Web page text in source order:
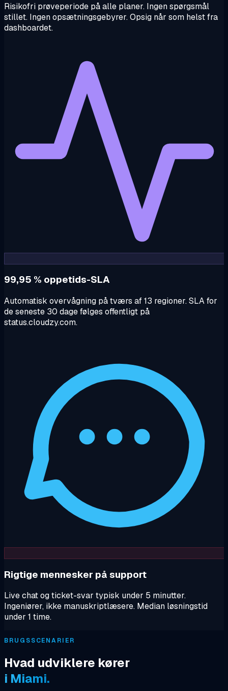
Risikofri prøveperiode på alle planer. Ingen spørgsmål
stillet. Ingen opsætningsgebyrer. Opsig når som helst fra
dashboardet.
99,95 % oppetids-SLA
Automatisk overvågning på tværs af 13 regioner. SLA for
de seneste 30 dage følges offentligt på
status.cloudzy.com.
Rigtige mennesker på support
Live chat og ticket-svar typisk under 5 minutter.
Ingeniører, ikke manuskriptlæsere. Median løsningstid
under 1 time.
BRUGSSCENARIER
Hvad udviklere kører
i Miami.